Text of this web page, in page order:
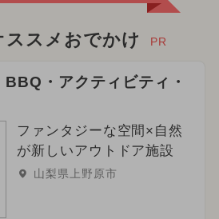
ススメおでかけ PR
・アクティビティ・
ファンタジーな空間×自然
が新しいアウトドア施設
山梨県上野原市